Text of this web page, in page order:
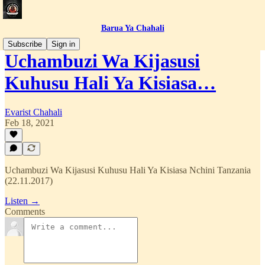
Barua Ya Chahali
Subscribe
Sign in
Uchambuzi Wa Kijasusi
Kuhusu Hali Ya Kisiasa…
Evarist Chahali
Feb 18, 2021
Uchambuzi Wa Kijasusi Kuhusu Hali Ya Kisiasa Nchini Tanzania
(22.11.2017)
Listen →
Comments